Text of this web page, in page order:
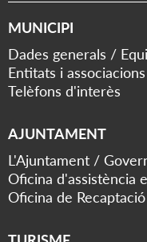
MUNICIPI
Dades generals
Entitats i associacions
Telèfons d'interès
AJUNTAMENT
L'Ajuntament
Oficina d'assistència
Oficina de